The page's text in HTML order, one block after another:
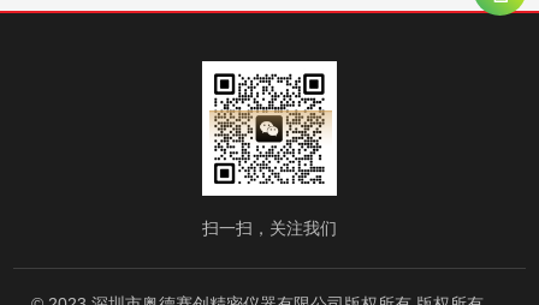
扫一扫，关注我们